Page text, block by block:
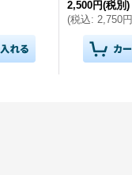
2,500円(税別)
(税込: 2,750円